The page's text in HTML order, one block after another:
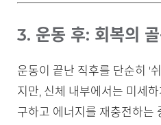
3. 운동 후: 회복의
운동이 끝난 직후를 단순히 '
지만, 신체 내부에서는 미세
구하고 에너지를 재충전하는